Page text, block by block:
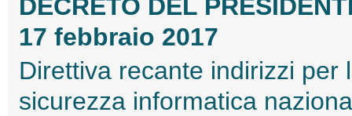
DECRETO DEL
17 febbraio 2017
Direttiva recante indirizzi
sicurezza informatica